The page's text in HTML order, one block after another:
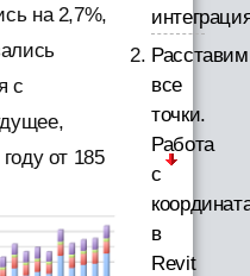
на 2,7%,
с
от 185
Расставим
все
точки.
Работа
с
в
Revit